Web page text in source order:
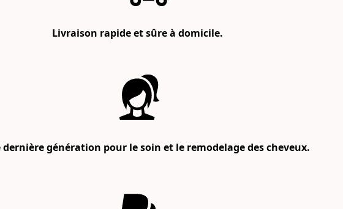
Livraison rapide et sûre à domicile.
dernière génération pour le soin et le remodelage des cheveux.